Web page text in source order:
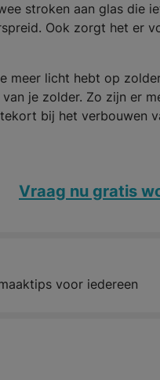
stroken aan glas die
Ook zorgt het er
meer licht hebt op
je zolder. Zo zijn er
bij het verbouwen
Vraag nu gratis
voor iedereen